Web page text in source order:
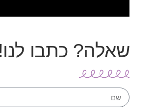
שאלה? כתבו לנו!